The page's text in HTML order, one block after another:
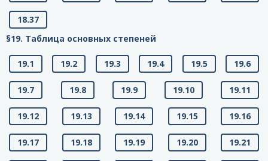
18.37
§19. Таблица основных степеней
19.1 19.2 19.3 19.4 19.5 19.6
19.7 19.8 19.9 19.10 19.11
19.12 19.13 19.14 19.15 19.16
19.17 19.18 19.19 19.20 19.21